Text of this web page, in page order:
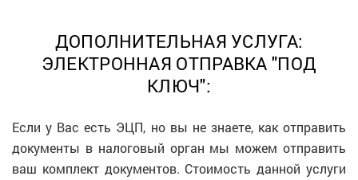
ДОПОЛНИТЕЛЬНАЯ УСЛУГА:
ЭЛЕКТРОННАЯ ОТПРАВКА "ПОД
КЛЮЧ":
Если у Вас есть ЭЦП, но вы не знаете, как отправить
документы в налоговый орган мы можем отправить
ваш комплект документов. Стоимость данной услуги